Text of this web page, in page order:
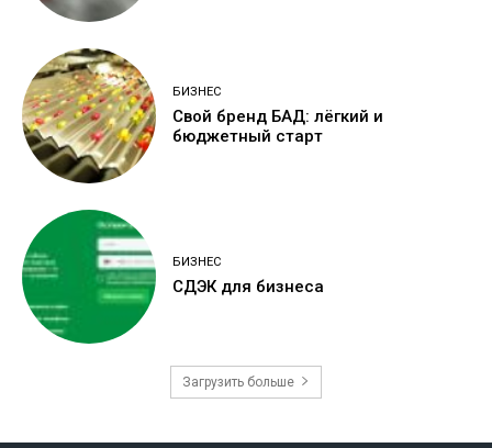
БИЗНЕС
Свой бренд БАД: лёгкий и
бюджетный старт
БИЗНЕС
СДЭК для бизнеса
Загрузить больше